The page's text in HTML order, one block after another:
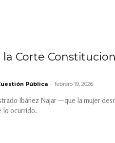
Corte
Pública - febrero 19, 2026
Ibáñez Najar —que la mujer
lo ocurrido.